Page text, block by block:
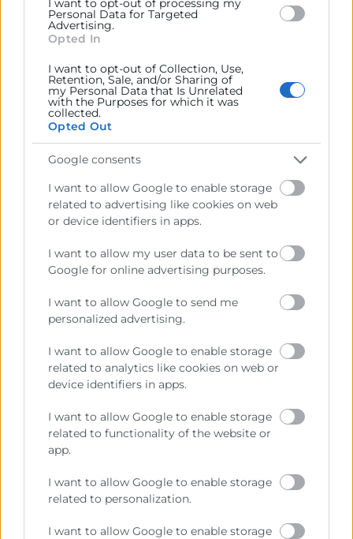
Personal Data for Targeted
Advertising.
Opted In
I want to opt-out of Collection, Use,
Retention, Sale, and/or Sharing of
my Personal Data that Is Unrelated
with the Purposes for which it was
collected.
Opted Out
Google consents
I want to allow Google to enable storage
related to advertising like cookies on web
or device identifiers in apps.
I want to allow my user data to be sent to
Google for online advertising purposes.
I want to allow Google to send me
personalized advertising.
I want to allow Google to enable storage
related to analytics like cookies on web or
device identifiers in apps.
I want to allow Google to enable storage
related to functionality of the website or
app.
I want to allow Google to enable storage
related to personalization.
I want to allow Google to enable storage
ENTRENAR
PLANIFICACIÓN DE MENÚS Y
SUPLEMENTACIÓN
BLOQUE 3 (40H)
BASES DE COCINA SALUDABLE
DESAYUNOS Y SNACKS PARA ENTRENAR
COMIDAS PRINCIPALES EQUILIBRADAS
CENAS LIGERAS Y RECUPERACIÓN
COCINA PARA LA SEMANA
MENÚ FINAL Y EVALUACIÓN
EXÁMEN PRÁCTICO
Contacto
Mediterráneo Culinary Center
formacion@mediterraneoculinary.com